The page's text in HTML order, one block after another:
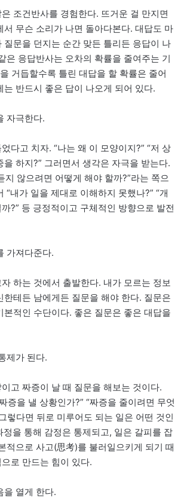
조건반사를 경험한다. 뜨거운 걸 만지면
서 무슨 소리가 나면 돌아다본다. 대답도 마
질문을 던지는 순간 맞든 틀리든 응답이 나
은 응답반사는 오차의 확률을 줄여주는 기
거듭할수록 틀린 대답을 할 확률은 줄어
는 반드시 좋은 답이 나오게 되어 있다.
자극한다.
다고 치자. “나는 왜 이 모양이지?” “저 상
하지?” 그러면서 생각은 자극을 받는다.
지 않으려면 어떻게 해야 할까?”라는 쪽으
“내가 일을 제대로 이해하지 못했나?” “개
?” 등 긍정적이고 구체적인 방향으로 발전
가져다준다.
하는 것에서 출발한다. 내가 모르는 정보
한테든 남에게든 질문을 해야 한다. 질문은
본적인 수단이다. 좋은 질문은 좋은 대답을
제가 된다.
고 짜증이 날 때 질문을 해보는 것이다.
증을 낼 상황인가?” “짜증을 줄이려면 무엇
렇다면 뒤로 미루어도 되는 일은 어떤 것인
정을 통해 감정은 통제되고, 일은 갈피를 잡
적으로 사고(思考)를 불러일으키게 되기 때
로 만드는 힘이 있다.
을 열게 한다.